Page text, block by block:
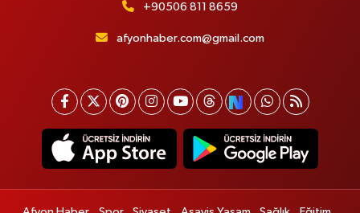
+90506 811 8659
afyonhaber.com@gmail.com